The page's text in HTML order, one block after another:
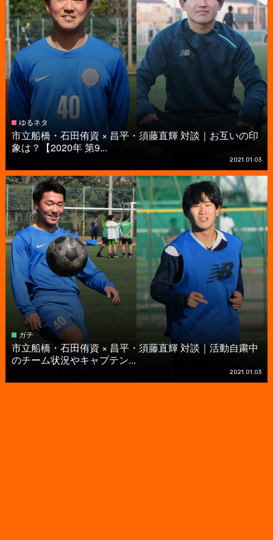
ゆるネタ
市立船橋・石田侑資 × 昌平・須藤直輝 対談｜お互いの印
象は？【2020年 第9...
2021.01.03
ガチ
市立船橋・石田侑資 × 昌平・須藤直輝 対談｜活動自粛中
のチーム状況やキャプテン...
2021.01.03